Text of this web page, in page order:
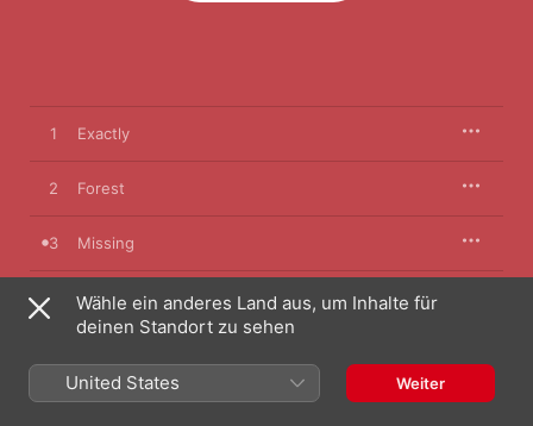
1 Exactly
2 Forest
3 Missing
4 Plancho
Wähle ein anderes Land aus, um Inhalte für
deinen Standort zu sehen
United States Weiter